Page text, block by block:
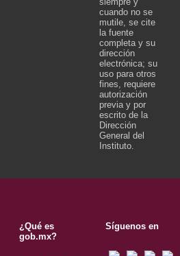
cuando no se
mutile, se cite
la fuente
completa y su
dirección
electrónica; su
uso para otros
fines, requiere
autorización
previa y por
escrito de la
Dirección
General del
Instituto.
¿Qué es
gob.mx?
Síguenos en